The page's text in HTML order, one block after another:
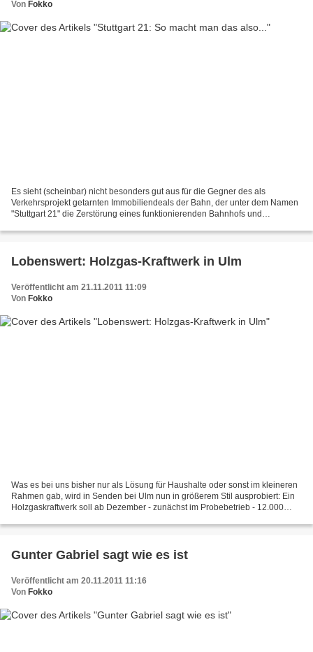
Von Fokko
Es sieht (scheinbar) nicht besonders gut aus für die Gegner des als
Verkehrsprojekt getarnten Immobiliendeals der Bahn, der unter dem Namen
"Stuttgart 21" die Zerstörung eines funktionierenden Bahnhofs und
Lobenswert: Holzgas-Kraftwerk in Ulm
Veröffentlicht am 21.11.2011 11:09
Von Fokko
Was es bei uns bisher nur als Lösung für Haushalte oder sonst im kleineren
Rahmen gab, wird in Senden bei Ulm nun in größerem Stil ausprobiert: Ein
Holzgaskraftwerk soll ab Dezember - zunächst im Probebetrieb - 12.000
Gunter Gabriel sagt wie es ist
Veröffentlicht am 20.11.2011 11:16
Von Fokko